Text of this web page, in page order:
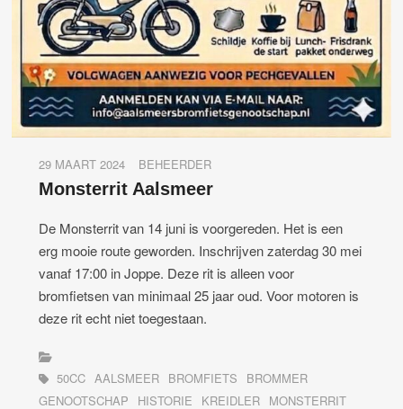
29 MAART 2024 BEHEERDER
Monsterrit Aalsmeer
De Monsterrit van 14 juni is voorgereden. Het is een
erg mooie route geworden. Inschrijven zaterdag 30 mei
vanaf 17:00 in Joppe. Deze rit is alleen voor
bromfietsen van minimaal 25 jaar oud. Voor motoren is
deze rit echt niet toegestaan.
50CC AALSMEER BROMFIETS
BROMMER
GENOOTSCHAP
HISTORIE KREIDLER MONSTERRIT